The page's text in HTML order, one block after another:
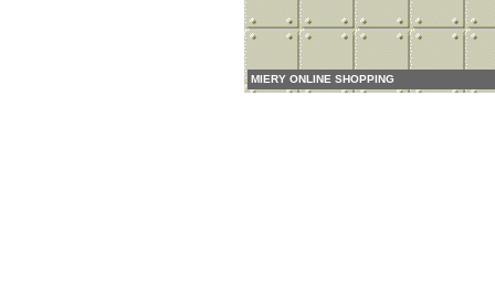
MIERY ONLINE SHOPPING